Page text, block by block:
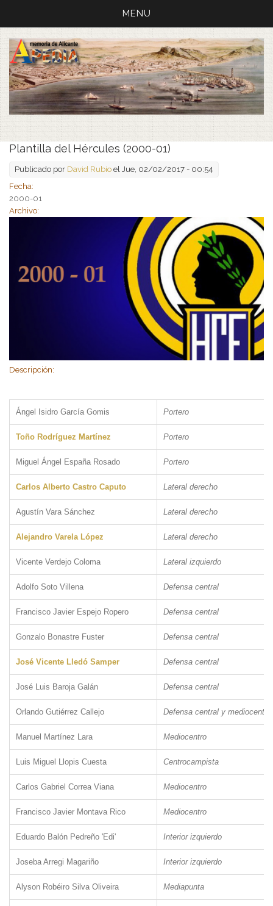
MENU
Plantilla del Hércules (2000-01)
Publicado por David Rubio el Jue, 02/02/2017 - 00:54
Fecha:
2000-01
Archivo:
Descripción:
Ángel Isidro García Gomis Portero
Toño Rodríguez Martínez Portero
Miguel Ángel España Rosado Portero
Carlos Alberto Castro Caputo Lateral derecho
Agustín Vara Sánchez Lateral derecho
Alejandro Varela López Lateral derecho
Vicente Verdejo Coloma Lateral izquierdo
Adolfo Soto Villena Defensa central
Francisco Javier Espejo Ropero Defensa central
Gonzalo Bonastre Fuster Defensa central
José Vicente Lledó Samper Defensa central
José Luis Baroja Galán Defensa central
Orlando Gutiérrez Callejo Defensa central y mediocentro
Manuel Martínez Lara Mediocentro
Luis Miguel Llopis Cuesta Centrocampista
Carlos Gabriel Correa Viana Mediocentro
Francisco Javier Montava Rico Mediocentro
Eduardo Balón Pedreño 'Edi' Interior izquierdo
Joseba Arregi Magariño Interior izquierdo
Alyson Robéiro Silva Oliveira Mediapunta